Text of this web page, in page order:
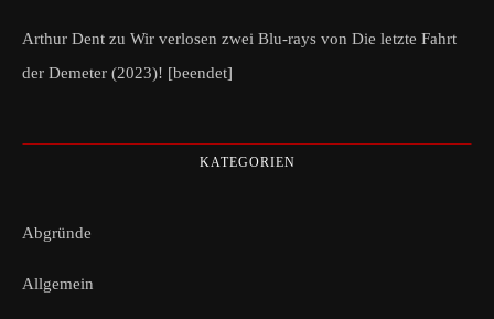
Arthur Dent zu Wir verlosen zwei Blu-rays von Die letzte Fahrt
der Demeter (2023)! [beendet]
KATEGORIEN
Abgründe
Allgemein